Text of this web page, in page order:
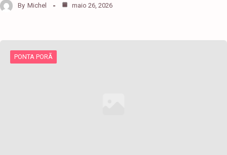
By Michel maio 26, 2026
PONTA PORÃ